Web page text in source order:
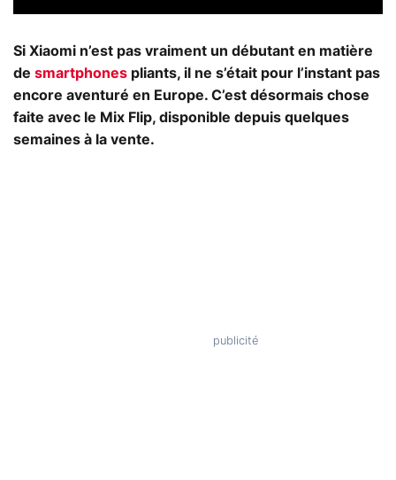
Si Xiaomi n’est pas vraiment un débutant en matière
de smartphones pliants, il ne s’était pour l’instant pas
encore aventuré en Europe. C’est désormais chose
faite avec le Mix Flip, disponible depuis quelques
semaines à la vente.